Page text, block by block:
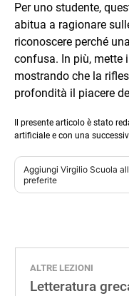
Per uno studente,
abitua a ragionare
riconoscere perché
confusa. In più, mette
mostrando che la
profondità il piacere
Il presente articolo è stato
artificiale e con una
Aggiungi Virgilio Scuola
preferite
ALTRE LEZIONI
Letteratura